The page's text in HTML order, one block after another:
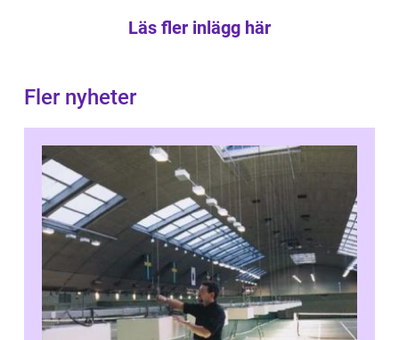
Läs fler inlägg här
Fler nyheter